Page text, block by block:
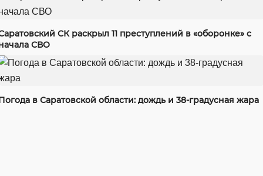
СК раскрыл 11 преступлений в «оборонке» с
СВО
в Саратовской области: дождь и 38-градусная жара